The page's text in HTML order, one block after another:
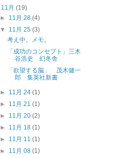
11月(19)
► 11月 28 (4)
▼ 11月 25 (3)
考え中。メモ。
「成功のコンセプト」三木
谷浩史 幻冬舎
「欲望する脳」 茂木健一
郎 集英社新書
► 11月 24 (1)
► 11月 21 (1)
► 11月 20 (2)
► 11月 18 (1)
► 11月 11 (1)
► 11月 08 (1)